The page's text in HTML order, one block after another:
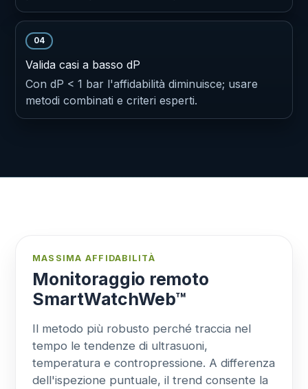
04
Valida casi a basso dP
Con dP < 1 bar l'affidabilità diminuisce; usare
metodi combinati e criteri esperti.
MASSIMA AFFIDABILITÀ
Monitoraggio remoto
SmartWatchWeb™
Il metodo più robusto perché traccia nel
tempo le tendenze di ultrasuoni,
temperatura e contropressione. A differenza
dell'ispezione puntuale, il trend consente la